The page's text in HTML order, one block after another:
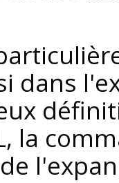
dans
, la